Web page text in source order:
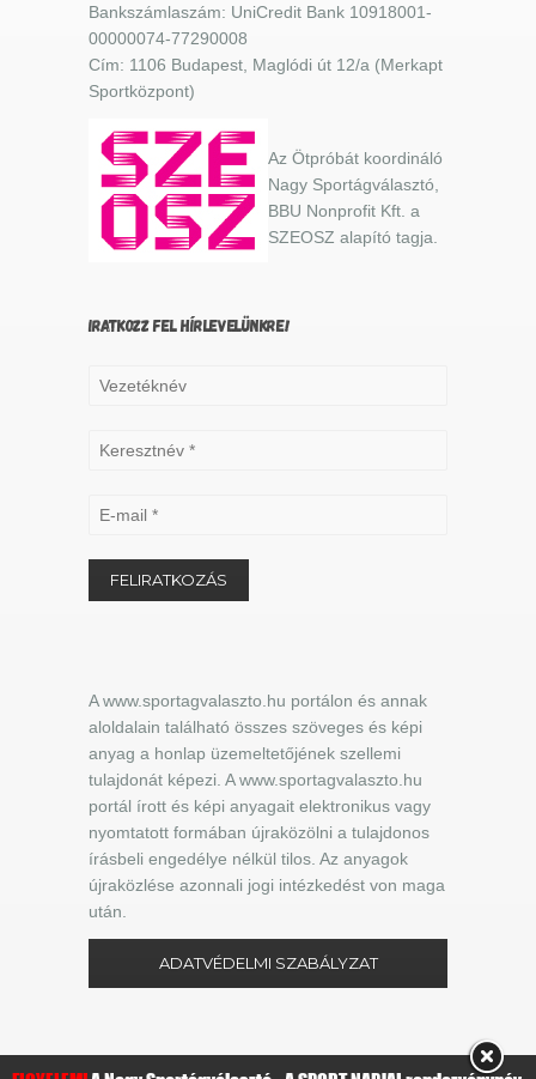
Bankszámlaszám: UniCredit Bank 10918001-
00000074-77290008
Cím: 1106 Budapest, Maglódi út 12/a (Merkapt
Sportközpont)
Az Ötpróbát koordináló
Nagy Sportágválasztó,
BBU Nonprofit Kft. a
SZEOSZ alapító tagja.
IRATKOZZ FEL HÍRLEVELÜNKRE!
A www.sportagvalaszto.hu portálon és annak
aloldalain található összes szöveges és képi
anyag a honlap üzemeltetőjének szellemi
tulajdonát képezi. A www.sportagvalaszto.hu
portál írott és képi anyagait elektronikus vagy
nyomtatott formában újraközölni a tulajdonos
írásbeli engedélye nélkül tilos. Az anyagok
újraközlése azonnali jogi intézkedést von maga
után.
ADATVÉDELMI SZABÁLYZAT